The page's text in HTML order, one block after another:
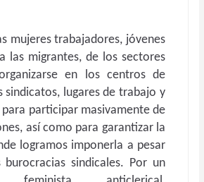
mujeres trabajadores, jóvenes
las migrantes, de los sectores
en los centros de
sindicatos, lugares de trabajo y
participar masivamente de
así como para garantizar la
logramos imponerla a pesar
sindicales. Por un